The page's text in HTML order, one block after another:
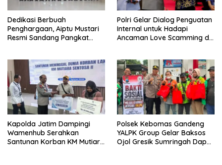
Dedikasi Berbuah
Penghargaan, Aiptu Mustari
Resmi Sandang Pangkat
Polri Gelar Dialog Penguatan
Internal untuk Hadapi
Ancaman Love Scamming di
Kapolda Jatim Dampingi
Wamenhub Serahkan
Santunan Korban KM Mutiara
Polsek Kebomas Gandeng
YALPK Group Gelar Baksos
Ojol Gresik Sumringah Dapat